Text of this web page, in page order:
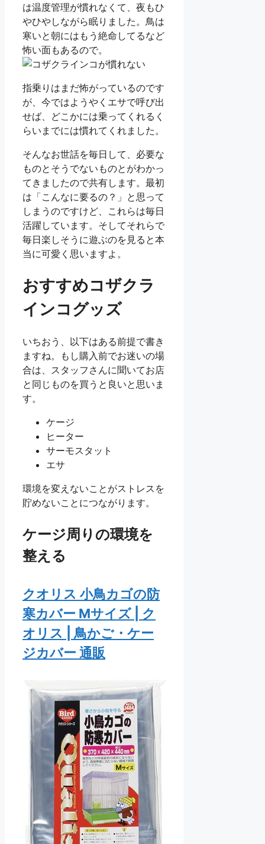
は温度管理が慣れなくて、夜もひ
やひやしながら眠りました。鳥は
寒いと朝にはもう絶命してるなど
怖い面もあるので。
指乗りはまだ怖がっているのです
が、今ではようやくエサで呼び出
せば、どこかには乗ってくれるく
らいまでには慣れてくれました。
そんなお世話を毎日して、必要な
ものとそうでないものとがわかっ
てきましたので共有します。最初
は「こんなに要るの？」と思って
しまうのですけど、これらは毎日
活躍しています。そしてそれらで
毎日楽しそうに遊ぶのを見ると本
当に可愛く思いますよ。
おすすめコザクラ
インコグッズ
いちおう、以下はある前提で書き
ますね。もし購入前でお迷いの場
合は、スタッフさんに聞いてお店
と同じものを買うと良いと思いま
す。
ケージ
ヒーター
サーモスタット
エサ
環境を変えないことがストレスを
貯めないことにつながります。
ケージ周りの環境を
整える
クオリス 小鳥カゴの防
寒カバー Mサイズ | ク
オリス | 鳥かご・ケー
ジカバー 通販